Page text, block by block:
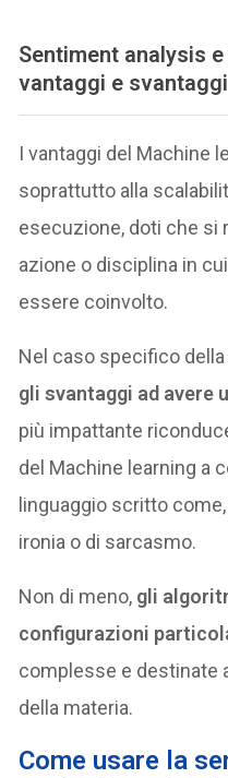
Sentiment analysis
vantaggi e svantaggi
I vantaggi del Machine
soprattutto alla
esecuzione, doti che si
azione o disciplina in
essere coinvolto.
Nel caso specifico
gli svantaggi ad avere
più impattante
del Machine learning a
linguaggio scritto
ironia o di sarcasmo.
Non di meno, gli
configurazioni
complesse e destinate
della materia.
Come usare la